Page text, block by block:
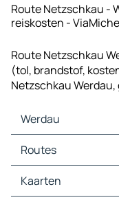
Route Netzschkau -
reiskosten -
Route Netzschkau
(tol, brandstof,
Netzschkau
Werdau
Werdau Kaarten
Werdau Verkeer
Werdau Hotels
Werdau Restaurants
Routes
Routes Werdau -
Routes Werdau - Gera
Kaarten